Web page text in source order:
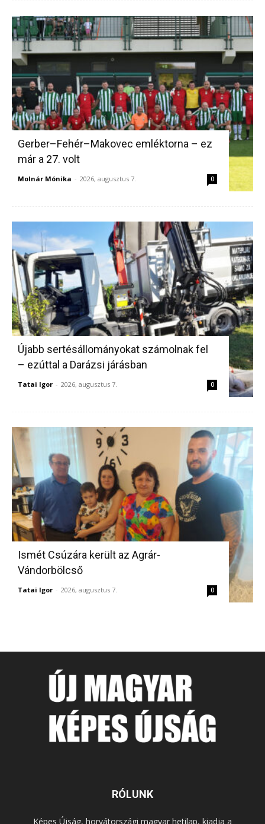
Gerber–Fehér–Makovec emléktorna – ez
már a 27. volt
Molnár Mónika - 2026, augusztus 7. 0
Újabb sertésállományokat számolnak fel
– ezúttal a Darázsi járásban
Tatai Igor - 2026, augusztus 7. 0
Ismét Csúzára került az Agrár-
Vándorbölcső
Tatai Igor - 2026, augusztus 7. 0
RÓLUNK
Képes Újság, horvátországi magyar hetilap, kiadja a